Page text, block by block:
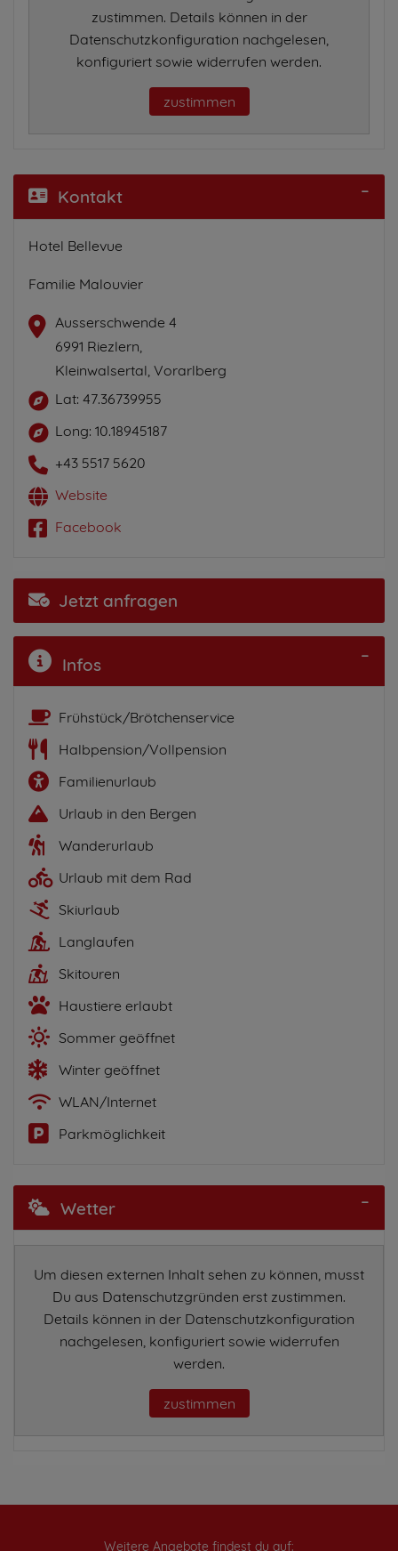
zustimmen. Details können in der
Datenschutzkonfiguration nachgelesen,
konfiguriert sowie widerrufen werden.
zustimmen
Kontakt
Hotel Bellevue
Familie Malouvier
Ausserschwende 4
6991 Riezlern,
Kleinwalsertal, Vorarlberg
Lat: 47.36739955
Long: 10.18945187
+43 5517 5620
Website
Facebook
Jetzt anfragen
Infos
Frühstück/Brötchenservice
Halbpension/Vollpension
Familienurlaub
Urlaub in den Bergen
Wanderurlaub
Urlaub mit dem Rad
Skiurlaub
Langlaufen
Skitouren
Haustiere erlaubt
Sommer geöffnet
Winter geöffnet
WLAN/Internet
Parkmöglichkeit
Wetter
Um diesen externen Inhalt sehen zu können, musst
Du aus Datenschutzgründen erst zustimmen.
Details können in der Datenschutzkonfiguration
nachgelesen, konfiguriert sowie widerrufen
werden.
zustimmen
Weitere Angebote findest du auf: